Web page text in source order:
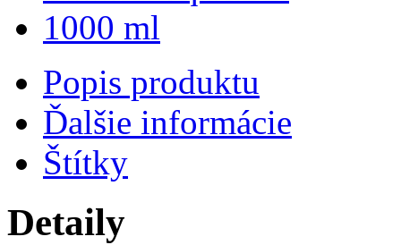
Popis produktu
Ďalšie informácie
Štítky
Detaily